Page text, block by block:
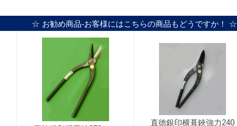
☆ お勧め商品-お客様にはこちらの商品もどうですか！ ☆
直徳銀印横葺鋏強力240